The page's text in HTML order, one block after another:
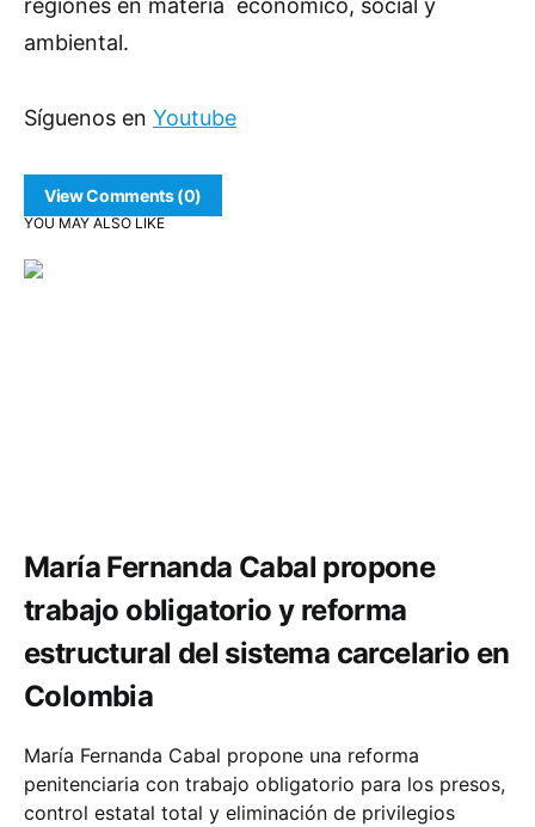
ambiental.
Síguenos en Youtube
View Comments (0)
YOU MAY ALSO LIKE
María Fernanda Cabal propone
trabajo obligatorio y reforma
estructural del sistema carcelario en
Colombia
María Fernanda Cabal propone una reforma
penitenciaria con trabajo obligatorio para los presos,
control estatal total y eliminación de privilegios